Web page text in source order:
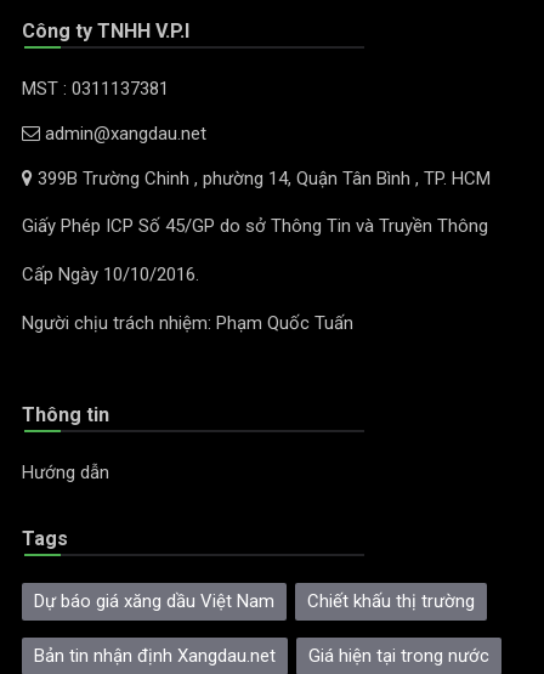
Công ty TNHH V.P.I
MST : 0311137381
admin@xangdau.net
399B Trường Chinh , phường 14, Quận Tân Bình , TP. HCM
Giấy Phép ICP Số 45/GP do sở Thông Tin và Truyền Thông
Cấp Ngày 10/10/2016.
Người chịu trách nhiệm: Phạm Quốc Tuấn
Thông tin
Hướng dẫn
Tags
Dự báo giá xăng dầu Việt Nam Chiết khấu thị trường
Bản tin nhận định Xangdau.net Giá hiện tại trong nước